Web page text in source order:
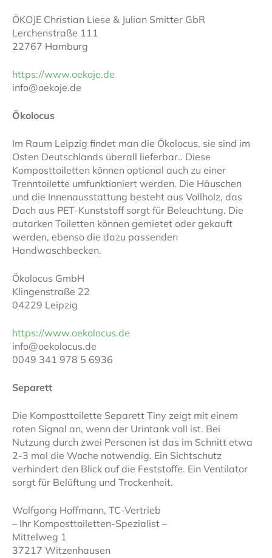
ÖKOJE Christian Liese & Julian Smitter GbR
Lerchenstraße 111
22767 Hamburg
https://www.oekoje.de
info@oekoje.de
Ökolocus
Im Raum Leipzig findet man die Ökolocus, sie sind im
Osten Deutschlands überall lieferbar.. Diese
Komposttoiletten können optional auch zu einer
Trenntoilette umfunktioniert werden. Die Häuschen
und die Innenausstattung besteht aus Vollholz, das
Dach aus PET-Kunststoff sorgt für Beleuchtung. Die
autarken Toiletten können gemietet oder gekauft
werden, ebenso die dazu passenden
Handwaschbecken.
Ökolocus GmbH
Klingenstraße 22
04229 Leipzig
https://www.oekolocus.de
info@oekolocus.de
0049 341 978 5 6936
Separett
Die Komposttoilette Separett Tiny zeigt mit einem
roten Signal an, wenn der Urintank voll ist. Bei
Nutzung durch zwei Personen ist das im Schnitt etwa
2-3 mal die Woche notwendig. Ein Sichtschutz
verhindert den Blick auf die Feststoffe. Ein Ventilator
sorgt für Belüftung und Trockenheit.
Wolfgang Hoffmann, TC-Vertrieb
– Ihr Komposttoiletten-Spezialist –
Mittelweg 1
37217 Witzenhausen